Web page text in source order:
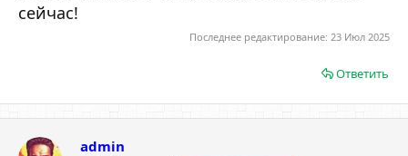
сейчас!
Последнее редактирование: 23 Июл 2025
Ответить
admin